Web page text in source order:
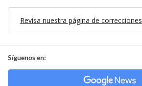
Revisa nuestra página de correcciones
Síguenos en: